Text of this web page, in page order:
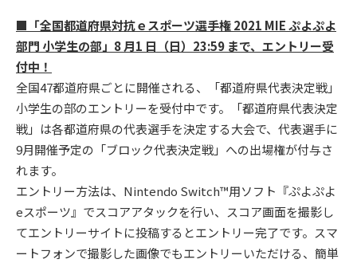
■「全国都道府県対抗ｅスポーツ選手権 2021 MIE ぷよぷよ
部門 小学生の部」8 月1 日（日）23:59 まで、エントリー受
付中！
全国47都道府県ごとに開催される、「都道府県代表決定戦」
小学生の部のエントリーを受付中です。「都道府県代表決定
戦」は各都道府県の代表選手を決定する大会で、代表選手に
9月開催予定の「ブロック代表決定戦」への出場権が付与さ
れます。
エントリー方法は、Nintendo Switch™用ソフト『ぷよぷよ
eスポーツ』でスコアアタックを行い、スコア画面を撮影し
てエントリーサイトに投稿するとエントリー完了です。スマ
ートフォンで撮影した画像でもエントリーいただける、簡単